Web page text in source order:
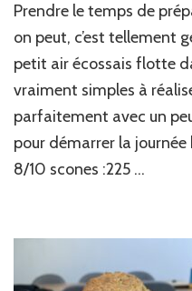
pour
le
déj
Prendre le temps de
on peut, c’est tellement
petit air écossais flotte
vraiment simples à
parfaitement avec un
pour démarrer la
8/10 scones :225 …